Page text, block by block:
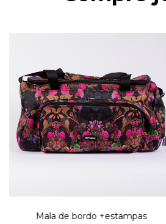
Mala de bordo +estampas